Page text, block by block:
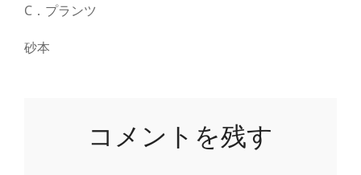
C．プランツ
砂本
コメントを残す